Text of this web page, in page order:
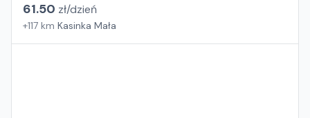
61.50 zł/dzień
+117 km Kasinka Mała